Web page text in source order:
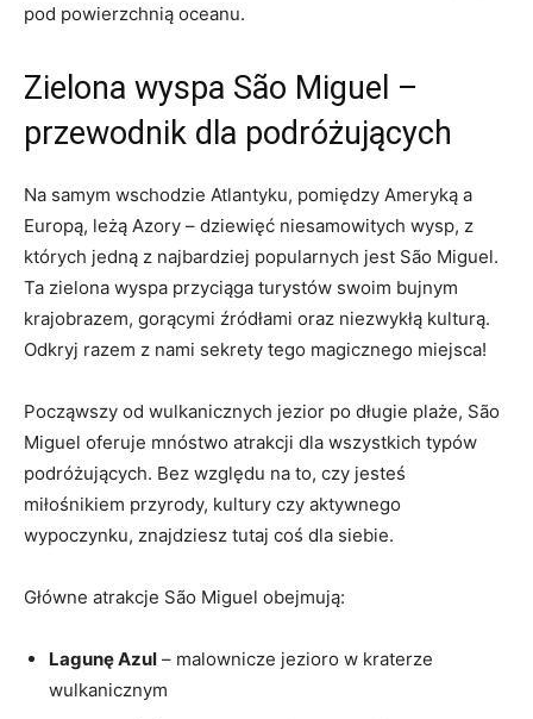
pod powierzchnią oceanu.
Zielona wyspa São Miguel –
przewodnik dla podróżujących
Na samym wschodzie Atlantyku, pomiędzy Ameryką a
Europą, leżą Azory – dziewięć niesamowitych wysp, z
których jedną z najbardziej popularnych jest São Miguel.
Ta zielona wyspa przyciąga turystów swoim bujnym
krajobrazem, gorącymi źródłami oraz niezwykłą kulturą.
Odkryj razem z nami sekrety tego magicznego miejsca!
Począwszy od wulkanicznych jezior po długie plaże, São
Miguel oferuje mnóstwo atrakcji dla wszystkich typów
podróżujących. Bez względu na to, czy jesteś
miłośnikiem przyrody, kultury czy aktywnego
wypoczynku, znajdziesz tutaj coś dla siebie.
Główne atrakcje São Miguel obejmują:
Lagunę Azul – malownicze jezioro w kraterze
wulkanicznym